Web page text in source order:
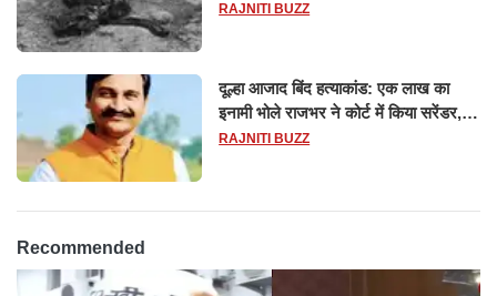
RAJNITI BUZZ
दूल्हा आजाद बिंद हत्याकांड: एक लाख का
इनामी भोले राजभर ने कोर्ट में किया सरेंडर,
14 दिन के लिए भेजा गया जेल
RAJNITI BUZZ
Recommended